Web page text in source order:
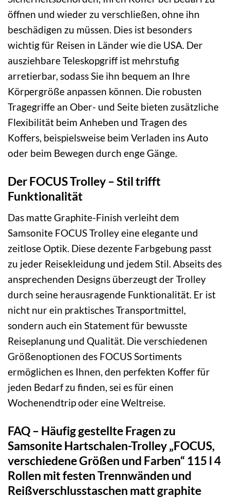
öffnen und wieder zu verschließen, ohne ihn
beschädigen zu müssen. Dies ist besonders
wichtig für Reisen in Länder wie die USA. Der
ausziehbare Teleskopgriff ist mehrstufig
arretierbar, sodass Sie ihn bequem an Ihre
Körpergröße anpassen können. Die robusten
Tragegriffe an Ober- und Seite bieten zusätzliche
Flexibilität beim Anheben und Tragen des
Koffers, beispielsweise beim Verladen ins Auto
oder beim Bewegen durch enge Gänge.
Der FOCUS Trolley – Stil trifft
Funktionalität
Das matte Graphite-Finish verleiht dem
Samsonite FOCUS Trolley eine elegante und
zeitlose Optik. Diese dezente Farbgebung passt
zu jeder Reisekleidung und jedem Stil. Abseits des
ansprechenden Designs überzeugt der Trolley
durch seine herausragende Funktionalität. Er ist
nicht nur ein praktisches Transportmittel,
sondern auch ein Statement für bewusste
Reiseplanung und Qualität. Die verschiedenen
Größenoptionen des FOCUS Sortiments
ermöglichen es Ihnen, den perfekten Koffer für
jeden Bedarf zu finden, sei es für einen
Wochenendtrip oder eine Weltreise.
FAQ – Häufig gestellte Fragen zu
Samsonite Hartschalen-Trolley „FOCUS,
verschiedene Größen und Farben“ 115 l 4
Rollen mit festen Trennwänden und
Reißverschlusstaschen matt graphite